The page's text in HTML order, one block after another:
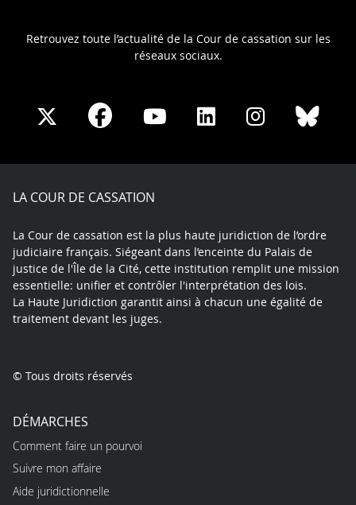
Retrouvez toute l’actualité de la Cour de cassation sur les
réseaux sociaux.
Share
X
Share
Facebook
Share
Youtube
Share
LinkedIn
Share
Instagram
LA COUR DE CASSATION
La Cour de cassation est la plus haute juridiction de l’ordre
judiciaire français. Siégeant dans l’enceinte du Palais de
justice de l'Île de la Cité, cette institution remplit une mission
essentielle: unifier et contrôler l'interprétation des lois.
La Haute Juridiction garantit ainsi à chacun une égalité de
traitement devant les juges.
© Tous droits réservés
DÉMARCHES
Comment faire un pourvoi
Suivre mon affaire
Aide juridictionnelle